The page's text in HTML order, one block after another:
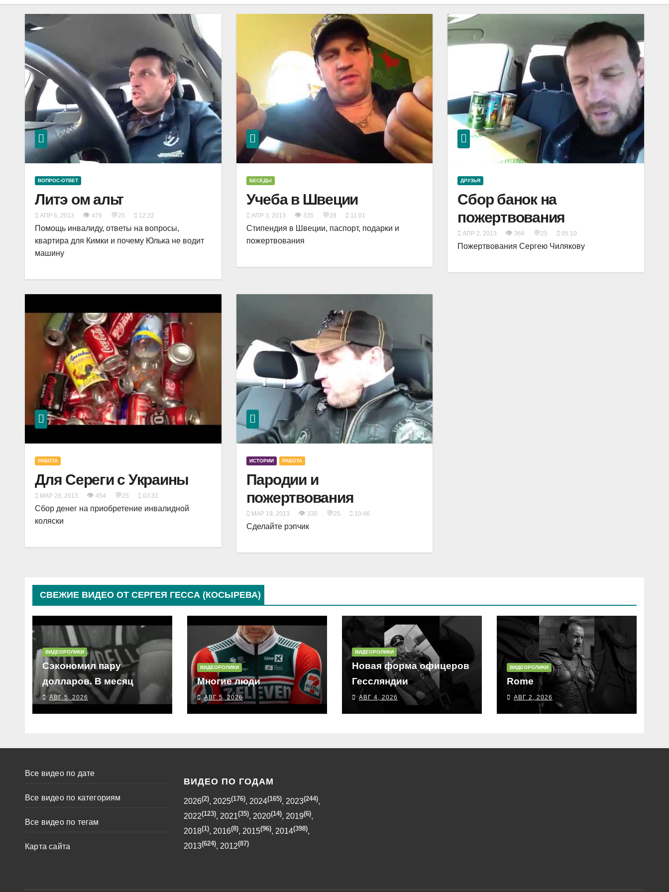
ВОПРОС-ОТВЕТ
Литэ ом альт
АПР 6, 2013 👁 476 💬25 12:22
Помощь инвалиду, ответы на вопросы,
квартира для Кимки и почему Юлька не водит
машину
БЕСЕДЫ
Учеба в Швеции
АПР 3, 2013 👁 335 💬28 11:01
Стипендия в Швеции, паспорт, подарки и
пожертвования
ДРУЗЬЯ
Сбор банок на
пожертвования
АПР 2, 2013 👁 366 💬25 05:10
Пожертвования Сергею Чилякову
РАБОТА
Для Сереги с Украины
МАР 28, 2013 👁 454 💬25 03:31
Сбор денег на приобретение инвалидной
коляски
ИСТОРИИ РАБОТА
Пародии и
пожертвования
МАР 19, 2013 👁 330 💬25 10:46
Сделайте рэпчик
СВЕЖИЕ ВИДЕО ОТ СЕРГЕЯ ГЕССА (КОСЫРЕВА)
ВИДЕОРОЛИКИ
Сэкономил пару
долларов. В месяц
АВГ 5, 2026
ВИДЕОРОЛИКИ
Многие люди
АВГ 5, 2026
ВИДЕОРОЛИКИ
Новая форма офицеров
Гессляндии
АВГ 4, 2026
ВИДЕОРОЛИКИ
Rome
АВГ 2, 2026
Все видео по дате
Все видео по категориям
Все видео по тегам
Карта сайта
ВИДЕО ПО ГОДАМ
2026(2), 2025(176), 2024(165), 2023(244),
2022(123), 2021(35), 2020(14), 2019(6),
2018(1), 2016(8), 2015(96), 2014(398),
2013(624), 2012(87)